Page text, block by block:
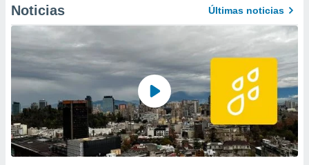
Noticias Últimas noticias